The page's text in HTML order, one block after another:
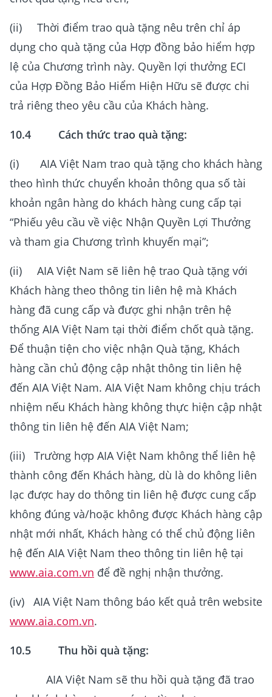
(ii) Thời điểm trao quà tặng nêu trên chỉ áp
dụng cho quà tặng của Hợp đồng bảo hiểm hợp
lệ của Chương trình này. Quyền lợi thưởng ECI
của Hợp Đồng Bảo Hiểm Hiện Hữu sẽ được chi
trả riêng theo yêu cầu của Khách hàng.
10.4 Cách thức trao quà tặng:
(i) AIA Việt Nam trao quà tặng cho khách hàng
theo hình thức chuyển khoản thông qua số tài
khoản ngân hàng do khách hàng cung cấp tại
“Phiếu yêu cầu về việc Nhận Quyền Lợi Thưởng
và tham gia Chương trình khuyến mại”;
(ii) AIA Việt Nam sẽ liên hệ trao Quà tặng với
Khách hàng theo thông tin liên hệ mà Khách
hàng đã cung cấp và được ghi nhận trên hệ
thống AIA Việt Nam tại thời điểm chốt quà tặng.
Để thuận tiện cho việc nhận Quà tặng, Khách
hàng cần chủ động cập nhật thông tin liên hệ
đến AIA Việt Nam. AIA Việt Nam không chịu trách
nhiệm nếu Khách hàng không thực hiện cập nhật
thông tin liên hệ đến AIA Việt Nam;
(iii) Trường hợp AIA Việt Nam không thể liên hệ
thành công đến Khách hàng, dù là do không liên
lạc được hay do thông tin liên hệ được cung cấp
không đúng và/hoặc không được Khách hàng cập
nhật mới nhất, Khách hàng có thể chủ động liên
hệ đến AIA Việt Nam theo thông tin liên hệ tại
www.aia.com.vn để đề nghị nhận thưởng.
(iv) AIA Việt Nam thông báo kết quả trên website
www.aia.com.vn.
10.5 Thu hồi quà tặng:
AIA Việt Nam sẽ thu hồi quà tặng đã trao